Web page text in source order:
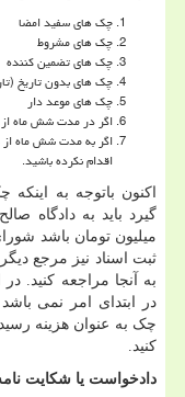
چک های سفید امضا
چک های مشروط
چک های تضمین کننده
چک های بدون تاریخ
چک های موعد دار
اگر در مدت شش ماه
اگر به مدت شش ماه
اقدام نکرده باشید.
اکنون باتوجه به
میلیون تومان باشد
ثبت اسناد نیز مرجع
به آنجا مراجعه کنید.
در ابتدای امر نمی
چک به عنوان هزینه
کنید.
دادخواست یا شکایت